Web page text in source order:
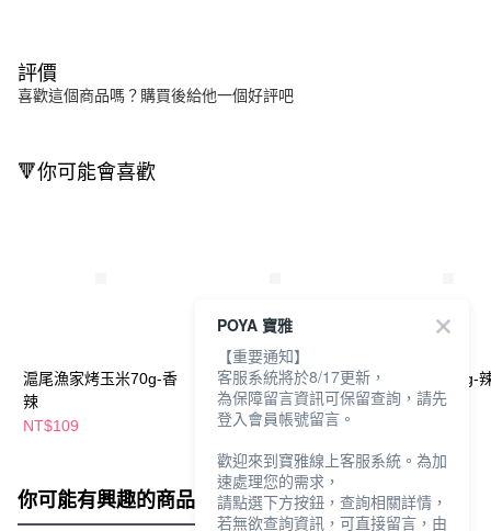
評價
喜歡這個商品嗎？購買後給他一個好評吧
🔻你可能會喜歡
滬尾漁家烤玉米70g-香
辣
NT$109
滬尾漁家烤玉米70g-醬
香風味
NT$109
上好佳蝦條70g-
味
你可能有興趣的商品 全站排行
POYA 寶雅
【重要通知】
客服系統將於8/17更新，
為保障留言資訊可保留查詢，請先
登入會員帳號留言。
歡迎來到寶雅線上客服系統。為加
速處理您的需求，
請點選下方按鈕，查詢相關詳情，
若無欲查詢資訊，可直接留言，由